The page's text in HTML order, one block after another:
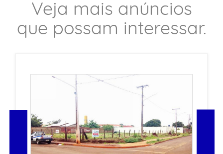
Veja mais anúncios
que possam interessar.